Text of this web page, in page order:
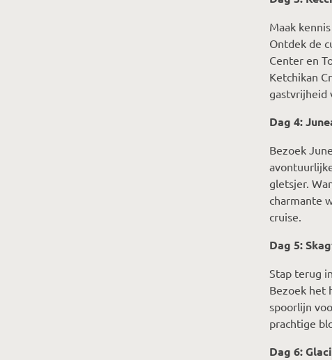
Maak
Ontdek de
Center en
Ketchikan
gastvrijheid
Dag 4:
Bezoek
gletsjer.
charmante
cruise.
Dag 5:
Stap terug
Bezoek het
spoorlijn
prachtige
Dag 6: